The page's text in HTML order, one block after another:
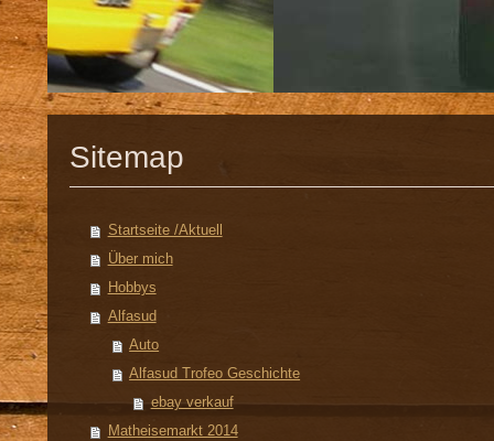
Sitemap
Startseite /Aktuell
Über mich
Hobbys
Alfasud
Auto
Alfasud Trofeo Geschichte
ebay verkauf
Matheisemarkt 2014